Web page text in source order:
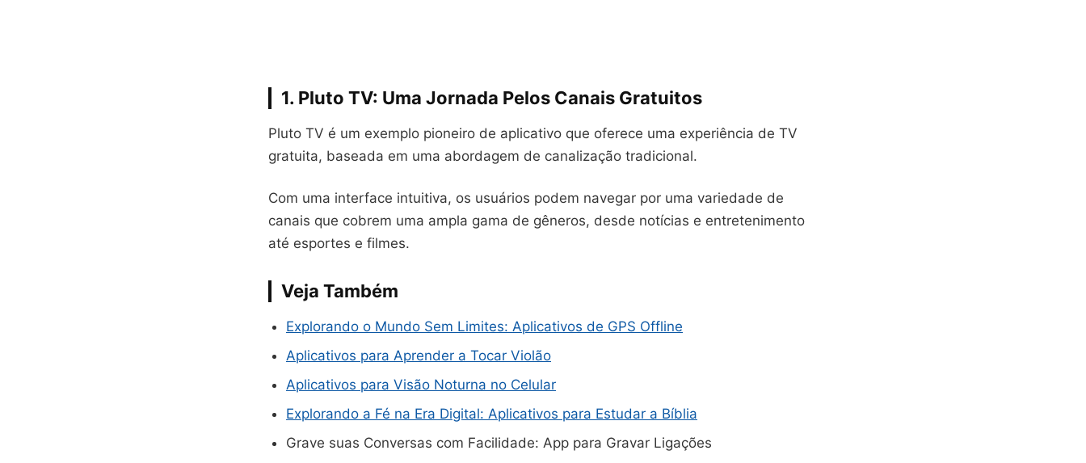
1. Pluto TV: Uma Jornada Pelos Canais Gratuitos
Pluto TV é um exemplo pioneiro de aplicativo que oferece uma experiência de TV
gratuita, baseada em uma abordagem de canalização tradicional.
Com uma interface intuitiva, os usuários podem navegar por uma variedade de
canais que cobrem uma ampla gama de gêneros, desde notícias e entretenimento
até esportes e filmes.
Veja Também
Explorando o Mundo Sem Limites: Aplicativos de GPS Offline
Aplicativos para Aprender a Tocar Violão
Aplicativos para Visão Noturna no Celular
Explorando a Fé na Era Digital: Aplicativos para Estudar a Bíblia
Grave suas Conversas com Facilidade: App para Gravar Ligações